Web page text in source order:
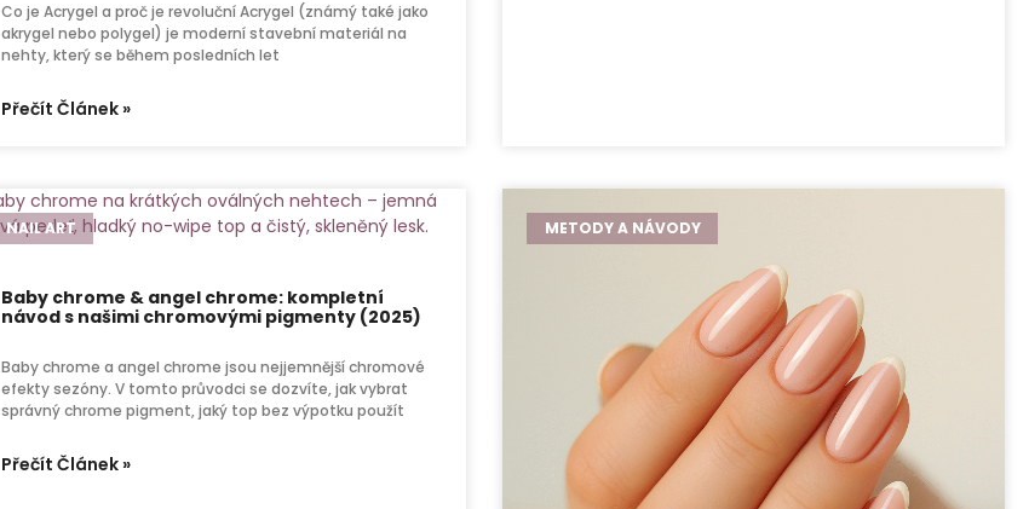
Co je Acrygel a proč je revoluční Acrygel (známý také jako
akrygel nebo polygel) je moderní stavební materiál na
nehty, který se během posledních let
Přečít Článek »
NAIL ART
Baby chrome & angel chrome: kompletní
návod s našimi chromovými pigmenty (2025)
Baby chrome a angel chrome jsou nejjemnější chromové
efekty sezóny. V tomto průvodci se dozvíte, jak vybrat
správný chrome pigment, jaký top bez výpotku použít
Přečít Článek »
METODY A NÁVODY